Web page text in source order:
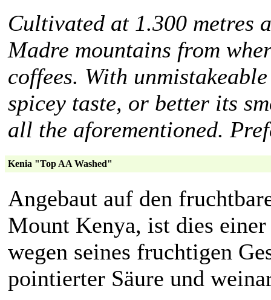
Cultivated at 1.300 metres
Madre mountains from
coffees. With
spicey taste, or better its
all the aforementioned.
Kenia "Top AA Washed"
Angebaut auf den
Mount Kenya, ist dies
wegen seines fruchtigen
pointierter Säure und